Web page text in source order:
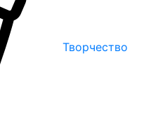
Творчество